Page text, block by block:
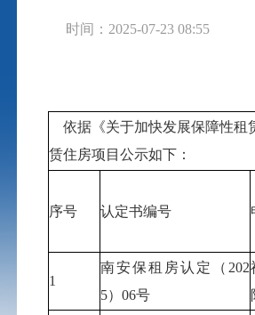
时间：2025-07-23 08:55
依据《关于加快发展保障性租
赁住房项目公示如下：
序号 认定书编号
1
南安保租房认定（202
5）06号